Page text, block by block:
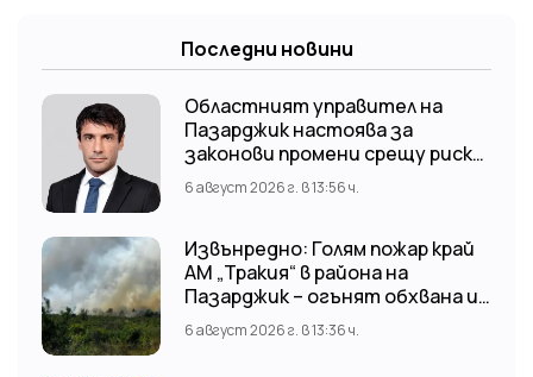
Последни новини
Областният управител на
Пазарджик настоява за
законови промени срещу риска
от наводнения
6 август 2026 г. в 13:56 ч.
Извънредно: Голям пожар край
АМ „Тракия“ в района на
Пазарджик – огънят обхвана и
лозови масиви
6 август 2026 г. в 13:36 ч.